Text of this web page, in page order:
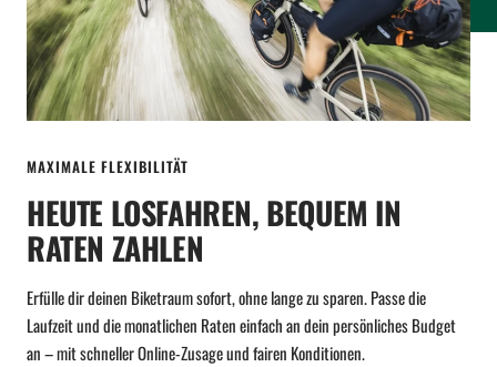
MAXIMALE FLEXIBILITÄT
HEUTE LOSFAHREN, BEQUEM IN
RATEN ZAHLEN
Erfülle dir deinen Biketraum sofort, ohne lange zu sparen. Passe die
Laufzeit und die monatlichen Raten einfach an dein persönliches Budget
an – mit schneller Online-Zusage und fairen Konditionen.